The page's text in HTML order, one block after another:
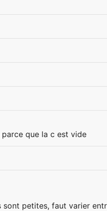
que la c est vide
petites, faut varier